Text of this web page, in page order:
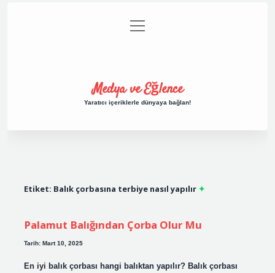
Gizlilik Politikası
menüyü
aç
Medya ve Eğlence
Yaratıcı içeriklerle dünyaya bağlan!
Etiket: Balık çorbasına terbiye nasıl yapılır
Palamut Balığından Çorba Olur Mu
Tarih: Mart 10, 2025
En iyi balık çorbası hangi balıktan yapılır? Balık çorbası